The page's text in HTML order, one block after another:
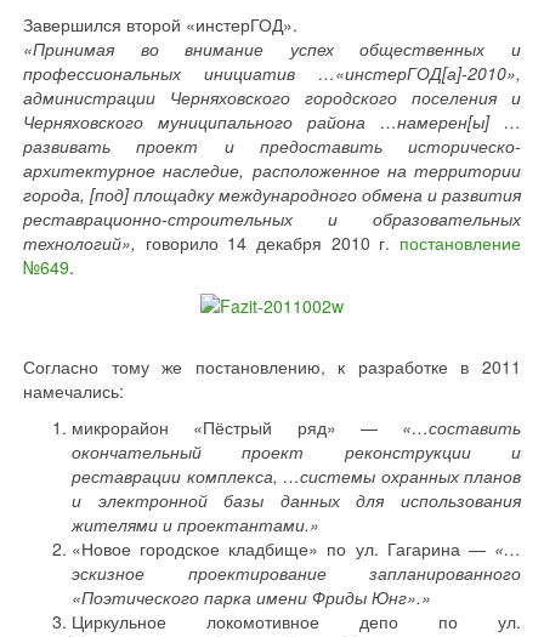
Завершился второй «инстерГОД».
«Принимая во внимание успех общественных и
профессиональных инициатив …«инстерГОД[а]-2010»,
администрации Черняховского городского поселения и
Черняховского муниципального района …намерен[ы] …
развивать проект и предоставить историческо-
архитектурное наследие, расположенное на территории
города, [под] площадку международного обмена и развития
реставрационно-строительных и образовательных
технологий», говорило 14 декабря 2010 г. постановление
№649.
Согласно тому же постановлению, к разработке в 2011
намечались:
микрорайон «Пёстрый ряд» — «…составить
окончательный проект реконструкции и
реставрации комплекса, …системы охранных планов
и электронной базы данных для использования
жителями и проектантами.»
«Новое городское кладбище» по ул. Гагарина — «…
эскизное проектирование запланированного
«Поэтического парка имени Фриды Юнг».»
Циркульное локомотивное депо по ул.